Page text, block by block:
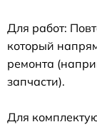
Для работ:
который
ремонта
запчасти).
Для